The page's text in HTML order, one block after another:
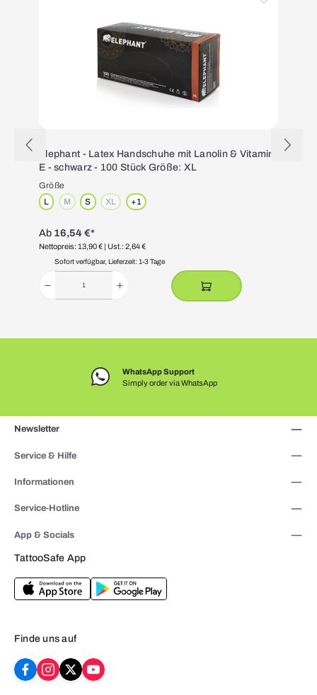
Elephant - Latex Handschuhe mit Lanolin & Vitamin
E - schwarz - 100 Stück Größe: XL
Größe
L
M(Diese Option ist zurzeit nicht verfügbar.)
S XL(Diese Option ist zurzeit nicht verfügbar.)
+1
Ab 16,54 €*
Nettopreis: 13,90 € | Ust.: 2,64 €
Sofort verfügbar, Lieferzeit: 1-3 Tage
WhatsApp Support
Simply order via WhatsApp
Newsletter
App & Socials
TattooSafe App
Finde uns auf
Service & Hilfe
Informationen
Service-Hotline